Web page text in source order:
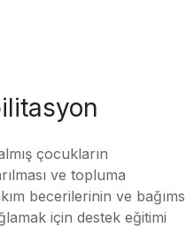
çocukların
ve topluma
becerilerinin ve
için destek eğitimi